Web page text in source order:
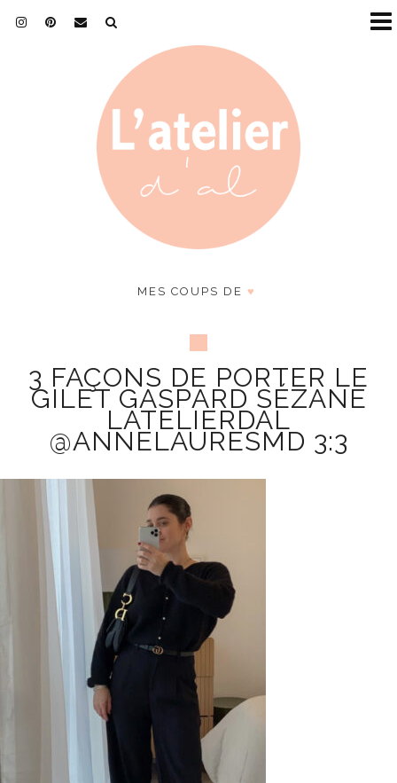
MES COUPS DE ♥
3 FAÇONS DE PORTER LE
GILET GASPARD SÉZANE
LATELIERDAL
@ANNELAURESMD 3:3